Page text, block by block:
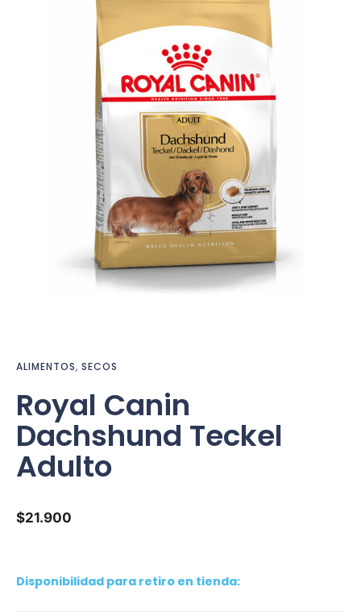
ALIMENTOS, SECOS
Royal Canin
Dachshund Teckel
Adulto
$21.900
Disponibilidad para retiro en tienda: